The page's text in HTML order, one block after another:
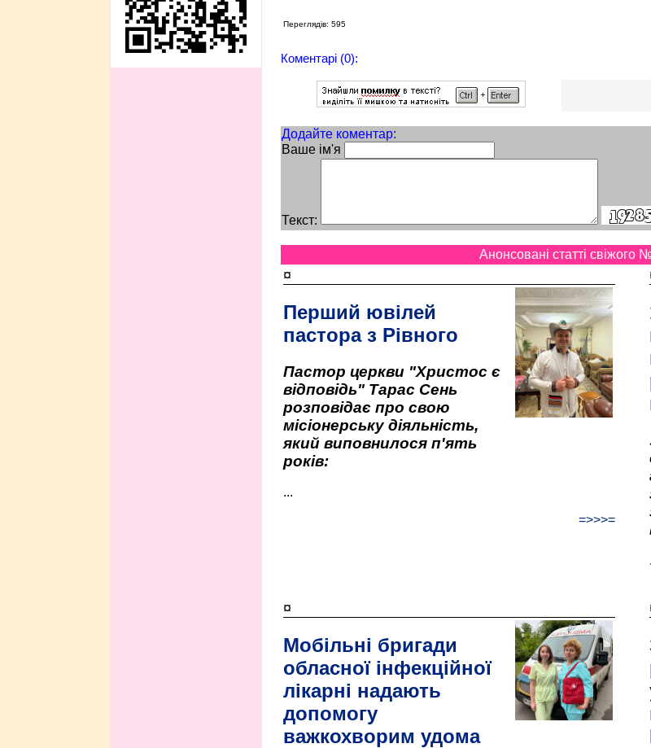
Переглядів: 595
Коментарі (0):
Додайте коментар:
Ваше ім'я
Текст:
Анонсовані статті свіжого
¤
Перший ювілей
пастора з Рівного
Пастор церкви "Христос є
відповідь" Тарас Сень
розповідає про свою
місіонерську діяльність,
який виповнилося п'ять
років:
...
=>>>=
¤
Мобільні бригади
обласної інфекційної
лікарні надають
допомогу
важкохворим удома